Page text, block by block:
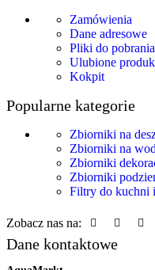
Zamówienia
Dane adresowe
Pliki do pobrania
Ulubione
Kokpit
Popularne kategorie
Zbiorniki na
Zbiorniki na
Zbiorniki
Zbiorniki
Filtry do kuchni i
Zobacz nas na:
Dane kontaktowe